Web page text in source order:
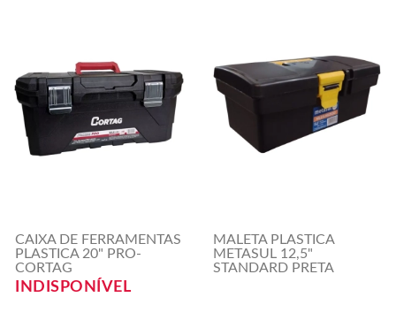
CAIXA DE FERRAMENTAS
PLASTICA 20" PRO-
CORTAG
INDISPONÍVEL
MALETA PLASTICA
METASUL 12,5"
STANDARD PRETA